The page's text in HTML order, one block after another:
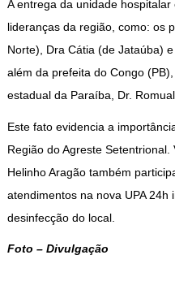
A entrega da unidade
lideranças da região, como: os
Norte), Dra Cátia (de Jataúba)
além da prefeita do Congo
estadual da Paraíba, Dr.
Este fato evidencia a
Região do Agreste
Helinho Aragão também
atendimentos na nova UPA
desinfecção do local.
Foto – Divulgação